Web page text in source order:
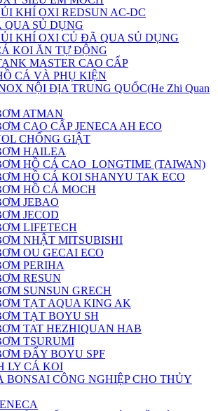
KHÍ OXI REDSUN AC-DC
SỦ DỤNG
KHÍ OXI CỦ ĐÃ QUA SỦ DỤNG
KOI ĂN TỰ ĐỘNG
MASTER CAO CẤP
CÁ VÀ PHỤ KIỆN
NỘI ĐỊA TRUNG QUỐC(He Zhi Quan
ATMAN
CAO CẤP JENECA AH ECO
CHỐNG GIẬT
HAILEA
HỒ CÁ CAO_LONGTIME (TAIWAN)
HỒ CÁ KOI SHANYU TAK ECO
HỒ CÁ MOCH
JEBAO
JECOD
LIFETECH
NHẬT MITSUBISHI
OU GECAI ECO
PERIHA
RESUN
SUNSUN GRECH
TẠT AQUA KING AK
TẠT BOYU SH
TAT HEZHIQUAN HAB
TSURUMI
ĐẨY BOYU SPF
LY CÁ KOI
BONSAI CÔNG NGHIỆP CHO THỦY